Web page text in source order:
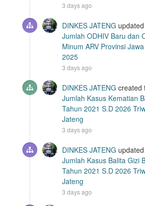
3 days ago
DINKES JATENG
Jumlah ODHIV Baru dan
Minum ARV Provinsi
2025
3 days ago
DINKES JATENG created
Jumlah Kasus Kematian
Tahun 2021 S.D 2026
Jateng
3 days ago
DINKES JATENG
Jumlah Kasus Balita Gizi
Tahun 2021 S.D 2026
Jateng
3 days ago